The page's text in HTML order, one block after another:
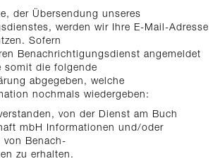
der Übersendung unseres
werden wir Ihre E-Mail-Adresse
Sofern
Benachrichtigungsdienst angemeldet
somit die folgende
abgegeben, welche
nochmals wiedergeben:
von der Dienst am Buch
mbH Informationen und/oder
von Benach-
zu erhalten.